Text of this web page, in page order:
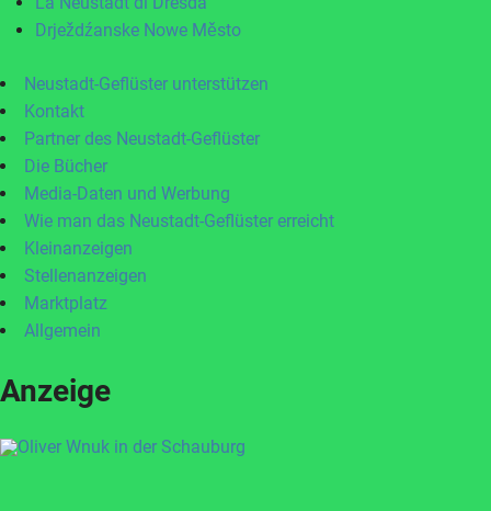
Drježdźanske Nowe Město
Neustadt-Geflüster unterstützen
Kontakt
Partner des Neustadt-Geflüster
Die Bücher
Media-Daten und Werbung
Wie man das Neustadt-Geflüster erreicht
Kleinanzeigen
Stellenanzeigen
Marktplatz
Allgemein
Anzeige